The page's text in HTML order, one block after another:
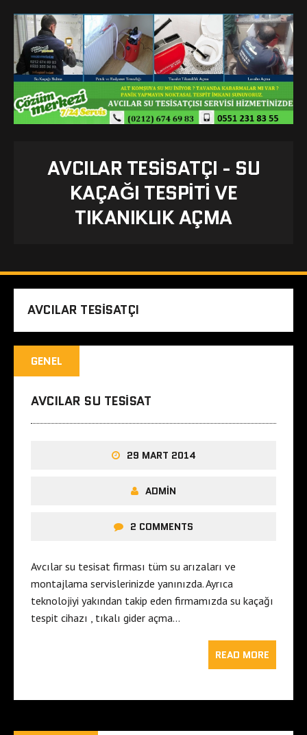
AVCILAR TESISATÇI - SU
KAÇAĞI TESPITI VE
TIKANIKLIK AÇMA
AVCILAR TESISATÇI
GENEL
AVCILAR SU TESISAT
29 MART 2014
ADMIN
2 COMMENTS
Avcılar su tesisat firması tüm su arızaları ve
montajlama servislerinizde yanınızda. Ayrıca
teknolojiyi yakından takip eden firmamızda su kaçağı
tespit cihazı , tıkalı gider açma…
READ MORE